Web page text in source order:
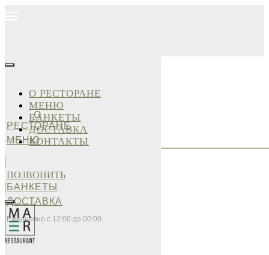
О
РЕСТОРАНЕ
МЕНЮ
БАНКЕТЫ
ДОСТАВКА
Ежедневно с 12:00 до 00:00
О РЕСТОРАНЕ
МЕНЮ
БАНКЕТЫ
ДОСТАВКА
КОНТАКТЫ
ПОЗВОНИТЬ